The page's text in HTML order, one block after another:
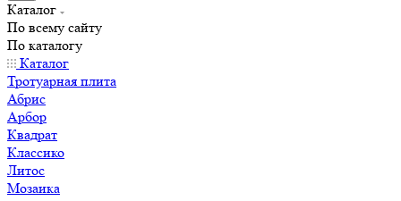
Каталог
По всему сайту
По каталогу
Каталог
Тротуарная плита
Абрис
Арбор
Квадрат
Классико
Литос
Мозаика